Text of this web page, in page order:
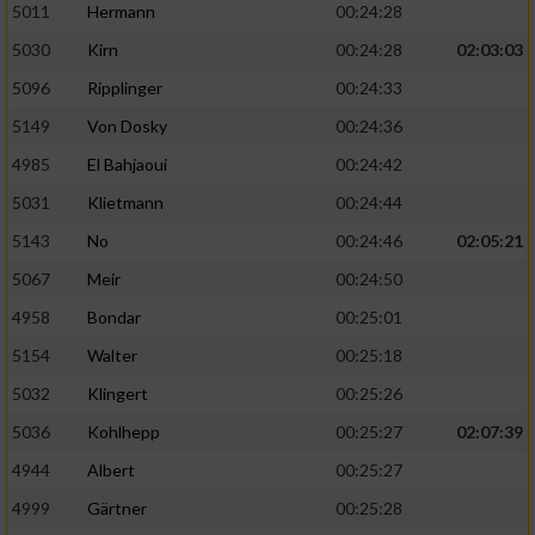
5011
Hermann
00:24:28
5030
Kirn 00:24:28
02:03:03
5096
Ripplinger
00:24:33
5149
Von Dosky
00:24:36
4985
El Bahjaoui
00:24:42
5031
Klietmann
00:24:44
5143
No 00:24:46
02:05:21
5067
Meir
00:24:50
4958
Bondar
00:25:01
5154
Walter
00:25:18
5032
Klingert
00:25:26
5036
Kohlhepp 00:25:27
02:07:39
4944
Albert
00:25:27
4999
Gärtner
00:25:28